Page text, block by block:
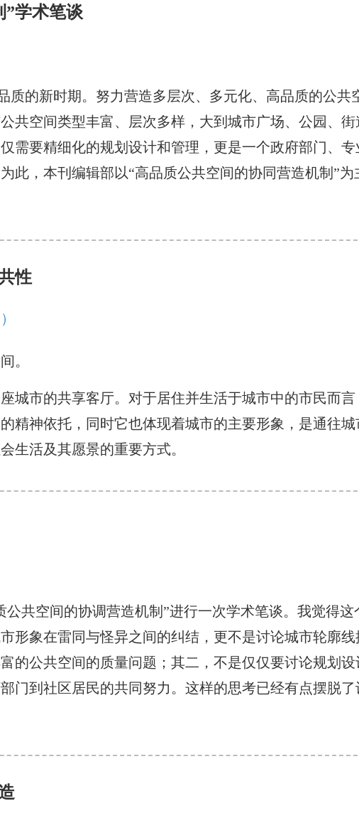
”学术笔谈
质的新时期。努力营造多层次、多元化、高品质的公共
共空间类型丰富、层次多样，大到城市广场、公园、
需要精细化的规划设计和管理，更是一个政府部门、
此，本刊编辑部以“高品质公共空间的协同营造机制”
性
。
城市的共享客厅。对于居住并生活于城市中的市民而
精神依托，同时它也体现着城市的主要形象，是通往
生活及其愿景的重要方式。
共空间的协调营造机制”进行一次学术笔谈。我觉得
形象在雷同与怪异之间的纠结，更不是讨论城市轮廓
的公共空间的质量问题；其二，不是仅仅要讨论规划
门到社区居民的共同努力。这样的思考已经有点摆脱